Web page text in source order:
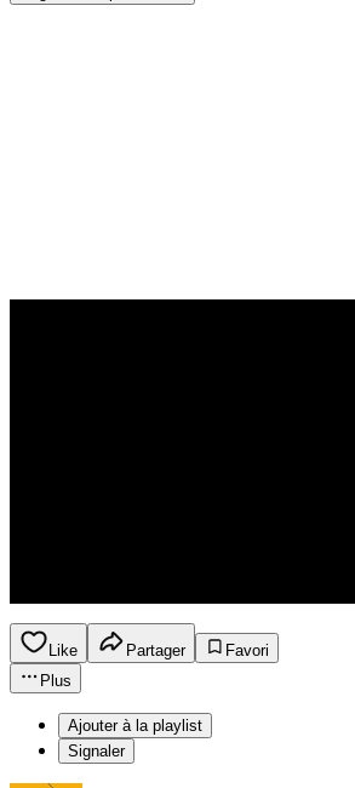
Like Partager
Favori
Plus
Ajouter à la playlist
Signaler